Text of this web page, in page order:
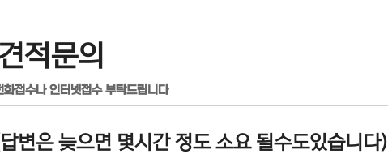
적문의
접수나 인터넷접수 부탁드립니다
변은 늦으면 몇시간 정도 소요 될수도있습니다)